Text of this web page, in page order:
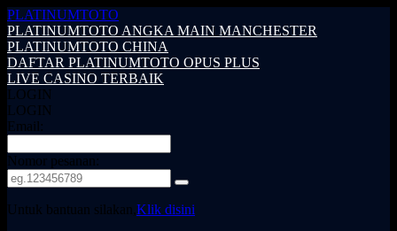
PLATINUMTOTO
PLATINUMTOTO ANGKA MAIN MANCHESTER
PLATINUMTOTO CHINA
DAFTAR PLATINUMTOTO OPUS PLUS
LIVE CASINO TERBAIK
LOGIN
LOGIN
Email:
Nomor pesanan:
Untuk bantuan silakan,Klik disini